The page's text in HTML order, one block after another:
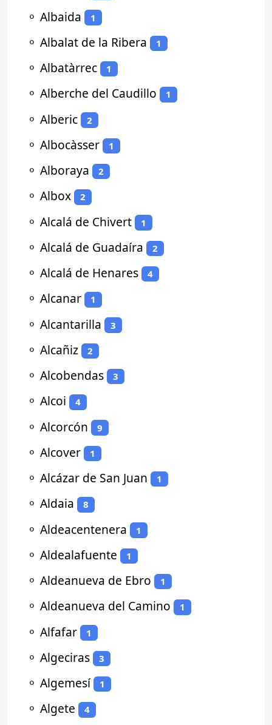
⚬ Albaida 1
⚬ Albalat de la Ribera 1
⚬ Albatàrrec 1
⚬ Alberche del Caudillo 1
⚬ Alberic 2
⚬ Albocàsser 1
⚬ Alboraya 2
⚬ Albox 2
⚬ Alcalá de Chivert 1
⚬ Alcalá de Guadaíra 2
⚬ Alcalá de Henares 4
⚬ Alcanar 1
⚬ Alcantarilla 3
⚬ Alcañiz 2
⚬ Alcobendas 3
⚬ Alcoi 4
⚬ Alcorcón 9
⚬ Alcover 1
⚬ Alcázar de San Juan 1
⚬ Aldaia 8
⚬ Aldeacentenera 1
⚬ Aldealafuente 1
⚬ Aldeanueva de Ebro 1
⚬ Aldeanueva del Camino 1
⚬ Alfafar 1
⚬ Algeciras 3
⚬ Algemesí 1
⚬ Algete 4